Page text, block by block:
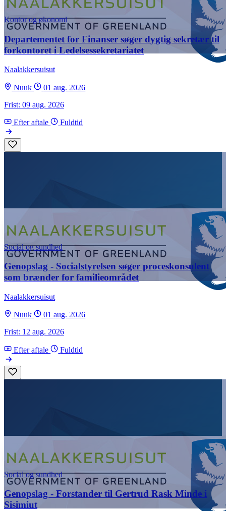
Kontor og økonomi
Departementet for Finanser søger dygtig sekretær til
forkontoret i Ledelsessekretariatet
Naalakkersuisut
Nuuk
01 aug. 2026
Frist: 09 aug. 2026
Efter aftale Fuldtid
Social og sundhed
Genopslag - Socialstyrelsen søger proceskonsulent
som brænder for familieområdet
Naalakkersuisut
Nuuk
01 aug. 2026
Frist: 12 aug. 2026
Efter aftale Fuldtid
Social og sundhed
Genopslag - Forstander til Gertrud Rask Minde i
Sisimiut